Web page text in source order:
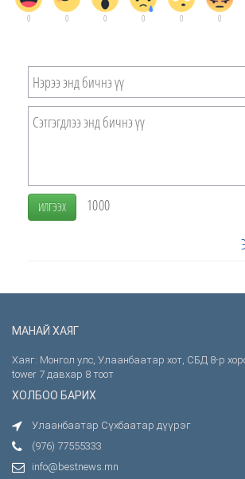
0 0 0 0 0 0
ИЛГЭЭХ 1000
МАНАЙ ХАЯГ
Хаяг: Монгол улс, Улаанбаатар хот, СБД 8-р
tower 7 давхар 8 тоот
ХОЛБОО БАРИХ
Улаанбаатар Сүхбаатар дүүрэг
(976) 77555333
info@bestnews.mn